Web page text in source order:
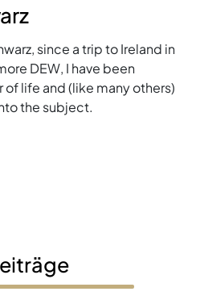
since a trip to Ireland in
DEW, I have been
life and (like many others)
the subject.